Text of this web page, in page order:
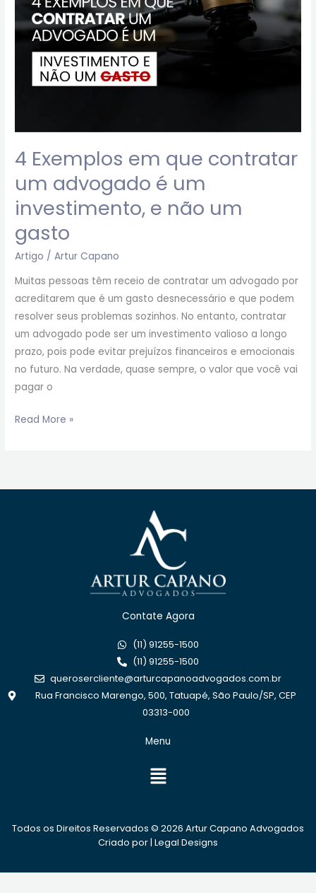
4 Exemplos em que contratar
um advogado é um
investimento, e não um
gasto
Artigo /Artur Capano
Muitas pessoas têm receio de contratar um advogado por
acreditarem que é um gasto desnecessário e que podem
resolver seus problemas sozinhos. No entanto, contratar
um advogado pode ser um investimento valioso a longo
prazo, pois pode evitar prejuízos financeiros e emocionais
no futuro. Na verdade, quase sempre, o valor que você vai
pagar o
advogado
investimento,
um
gasto
Read More »
Contate Agora
(11) 91255-1500
(11) 91255-1500
querosercliente@arturcapanoadvogados.com.br
Rua Francisco Marengo, 500, Tatuapé, São Paulo/SP, CEP
03313-000
Menu
Menu
Todos os Direitos Reservados © 2026 Artur Capano Advogados
Criado por | Legal Designs